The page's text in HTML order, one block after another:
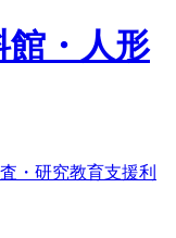
館・人形
・研究教育支援利